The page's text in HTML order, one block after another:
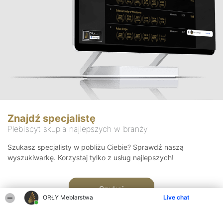
ORŁY Meblarstwa Live chat
Znajdź specjalistę
Plebiscyt skupia najlepszych w branży
Szukasz specjalisty w pobliżu Ciebie? Sprawdź naszą
wyszukiwarkę. Korzystaj tylko z usług najlepszych!
Szukaj